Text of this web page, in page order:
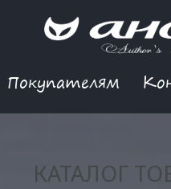
Покупателям
КАТАЛОГ